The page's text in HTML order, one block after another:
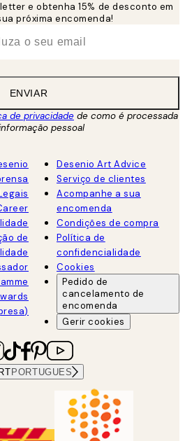
e obtenha 15% de desconto em
próxima encomenda!
ENVIAR
de privacidade de como é processada
pessoal
de
Desenio Art Advice
Serviço de clientes
Acompanhe a sua
encomenda
Condições de compra
Política de
confidencialidade
Cookies
Pedido de
cancelamento de
encomenda
Gerir cookies
PORTUGUES